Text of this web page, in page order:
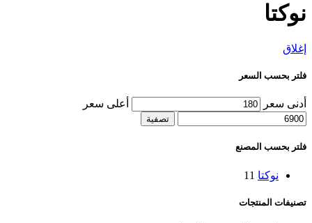
نوكتا
إغلاق
فلتر بحسب السعر
أدنى سعر أعلى سعر
تصفية
فلتر بحسب المصنع
نوكتا 11
تصنيفات المنتجات